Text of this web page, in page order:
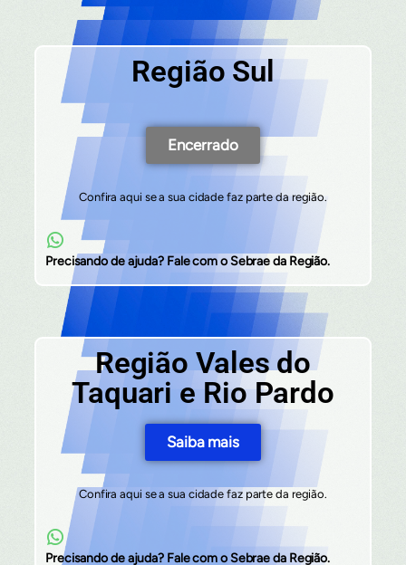
Região Sul
Encerrado
Confira aqui se a sua cidade faz parte da região.
Precisando de ajuda? Fale com o Sebrae da Região.
Região Vales do
Taquari e Rio Pardo
Saiba mais
Confira aqui se a sua cidade faz parte da região.
Precisando de ajuda? Fale com o Sebrae da Região.